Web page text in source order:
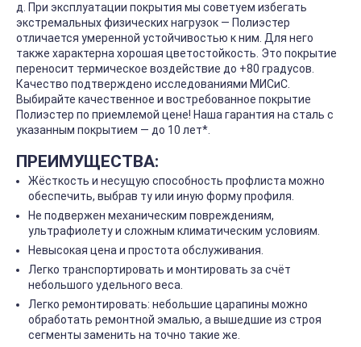
д. При эксплуатации покрытия мы советуем избегать
экстремальных физических нагрузок — Полиэстер
отличается умеренной устойчивостью к ним. Для него
также характерна хорошая цветостойкость. Это покрытие
переносит термическое воздействие до +80 градусов.
Качество подтверждено исследованиями МИСиС.
Выбирайте качественное и востребованное покрытие
Полиэстер по приемлемой цене! Наша гарантия на сталь с
указанным покрытием — до 10 лет*.
ПРЕИМУЩЕСТВА:
Жёсткость и несущую способность профлиста можно
обеспечить, выбрав ту или иную форму профиля.
Не подвержен механическим повреждениям,
ультрафиолету и сложным климатическим условиям.
Невысокая цена и простота обслуживания.
Легко транспортировать и монтировать за счёт
небольшого удельного веса.
Легко ремонтировать: небольшие царапины можно
обработать ремонтной эмалью, а вышедшие из строя
сегменты заменить на точно такие же.